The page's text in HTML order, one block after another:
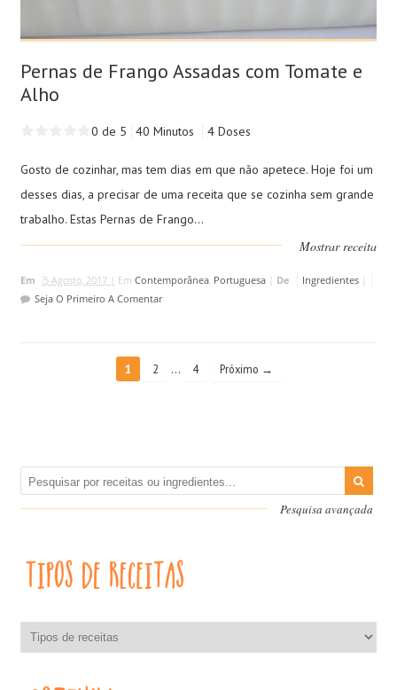
Pernas de Frango Assadas com Tomate e
Alho
0 de 5 40 Minutos 4 Doses
Gosto de cozinhar, mas tem dias em que não apetece. Hoje foi um
desses dias, a precisar de uma receita que se cozinha sem grande
trabalho. Estas Pernas de Frango...
Mostrar receita
Em 5 Agosto, 2017 | Em Contemporânea, Portuguesa| De Ingredientes|
Seja O Primeiro A Comentar
1 2 … 4 Próximo →
Pesquisa avançada